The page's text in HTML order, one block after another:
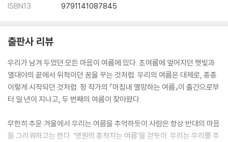
ISBN13
9791141087845
출판사 리뷰
우리가 남겨 두었던 모든 마음이 여름에 있다. 초여름에 엎어지던 햇빛과
열대야의 끝에서 뒤척이던 꿈을 꾸는 것처럼. 우리의 여름은 대체로, 종종
이렇게 시작되던 것처럼. 정 작가의 『마침내 멸망하는 여름』이 출간으로부
터 일 년이 지나고, 두 번째의 여름이 찾아왔다.
무한히 추운 겨울에서 우리는 여름을 추억하듯이 사람은 항상 반대의 마음
을 그리워하고는 한다. ‘영원의 종착지는 여름’을 걷듯이. 우리는 우리를 주